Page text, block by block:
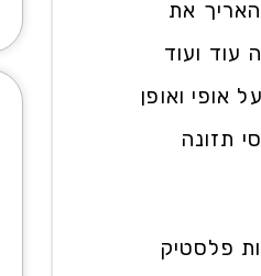
את
עוד ועוד
אופי ואופן
תזונה
פלסטיק